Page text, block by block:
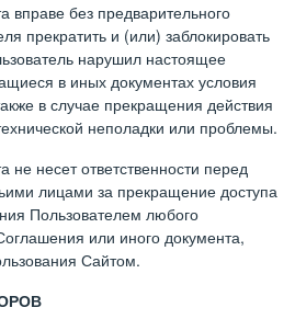
вправе без предварительного
прекратить и (или) заблокировать
нарушил настоящее
в иных документах условия
в случае прекращения действия
неполадки или проблемы.
не несет ответственности перед
лицами за прекращение доступа
Пользователем любого
или иного документа,
Сайтом.